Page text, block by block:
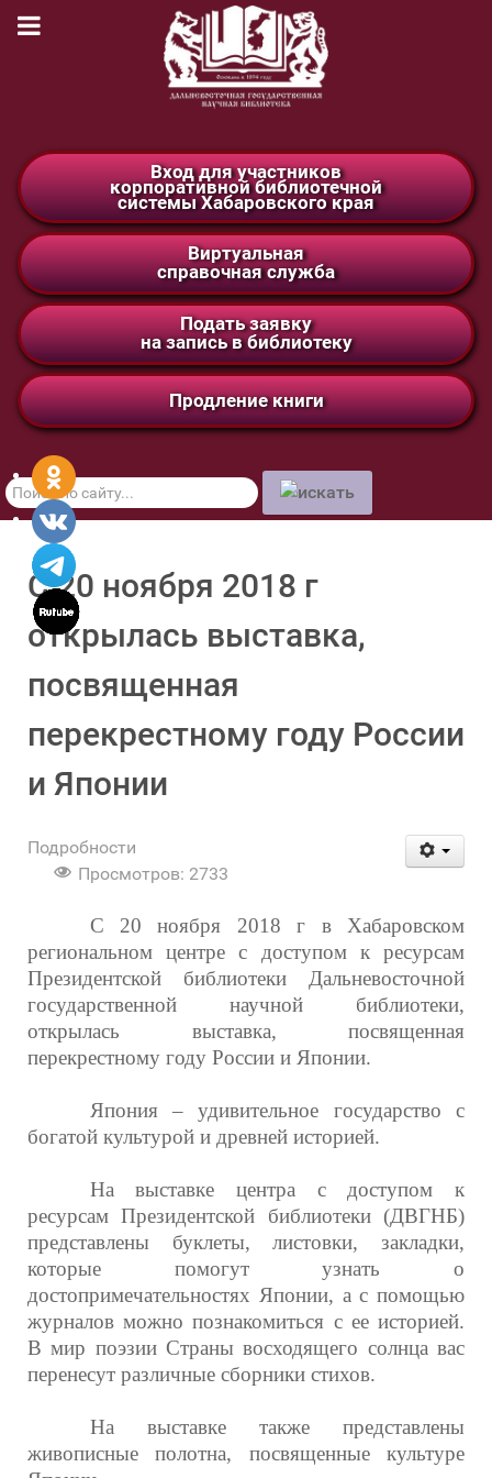
Вход для участников
корпоративной библиотечной
системы Хабаровского края
Виртуальная
справочная служба
Подать заявку
на запись в библиотеку
Продление книги
Поиск
по
сайту
С 20 ноября 2018 г
открылась выставка,
посвященная
перекрестному году России
и Японии
Подробности
Просмотров: 2733
С 20 ноября 2018 г в Хабаровском
региональном центре с доступом к ресурсам
Президентской библиотеки Дальневосточной
государственной научной библиотеки,
открылась выставка, посвященная
перекрестному году России и Японии.
Япония – удивительное государство с
богатой культурой и древней историей.
На выставке центра с доступом к
ресурсам Президентской библиотеки (ДВГНБ)
представлены буклеты, листовки, закладки,
которые помогут узнать о
достопримечательностях Японии, а с помощью
журналов можно познакомиться с ее историей.
В мир поэзии Страны восходящего солнца вас
перенесут различные сборники стихов.
На выставке также представлены
живописные полотна, посвященные культуре